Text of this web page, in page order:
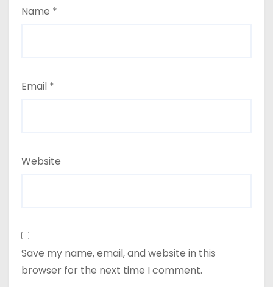
Name *
Email *
Website
Save my name, email, and website in this
browser for the next time I comment.